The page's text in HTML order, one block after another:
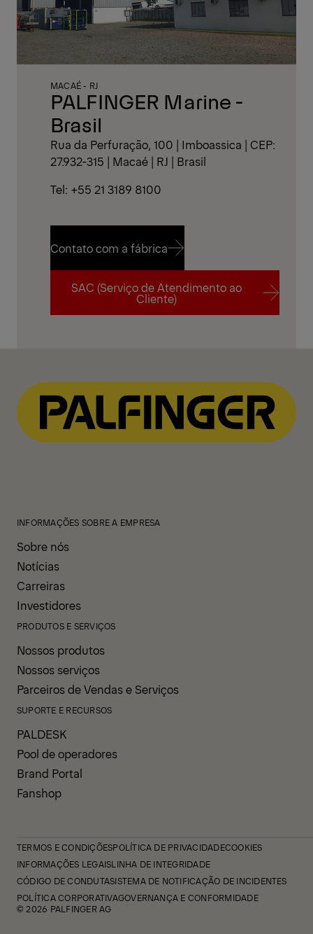
PALFINGER Marine -
Brasil
MACAÉ - RJ
Rua da Perfuração, 100 | Imboassica | CEP:
27.932-315 | Macaé | RJ | Brasil
Tel: +55 21 3189 8100
Contato com a fábrica
Contato com a fábrica
SAC (Serviço de Atendimento ao
Cliente)
INFORMAÇÕES SOBRE A EMPRESA
Sobre nós
Notícias
Carreiras
Investidores
PRODUTOS E SERVIÇOS
Nossos produtos
Nossos serviços
Parceiros de Vendas e Serviços
SUPORTE E RECURSOS
PALDESK
Pool de operadores
Brand Portal
Fanshop
TERMOS E CONDIÇÕESPOLÍTICA DE PRIVACIDADECOOKIES
INFORMAÇÕES LEGAISLINHA DE INTEGRIDADE
CÓDIGO DE CONDUTASISTEMA DE NOTIFICAÇÃO DE INCIDENTES
POLÍTICA CORPORATIVAGOVERNANÇA E CONFORMIDADE
© 2026 PALFINGER AG